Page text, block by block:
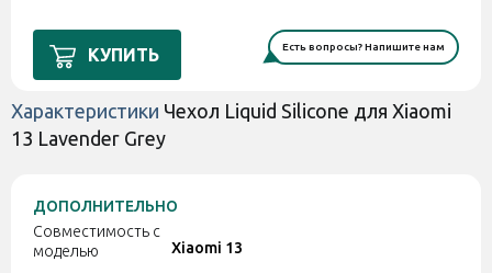
КУПИТЬ Есть вопросы? Напишите нам
Характеристики Чехол Liquid Silicone для Xiaomi
13 Lavender Grey
ДОПОЛНИТЕЛЬНО
Совместимость с
моделью
Xiaomi 13